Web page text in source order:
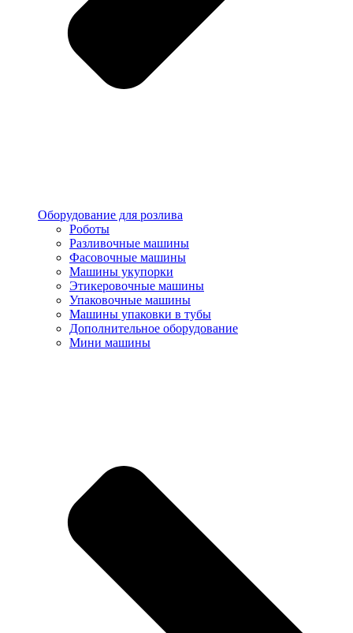
Оборудование для розлива
Роботы
Разливочные машины
Фасовочные машины
Машины укупорки
Этикеровочные машины
Упаковочные машины
Машины упаковки в тубы
Дополнительное оборудование
Мини машины